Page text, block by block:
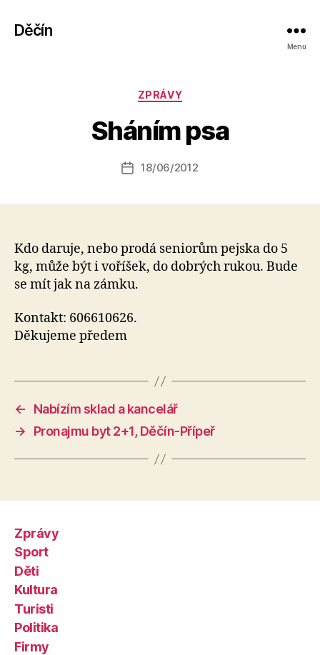
Děčín
Menu
Rubriky
ZPRÁVY
Sháním psa
Autor
příspěvku
o
a
Datum
18/06/2012
Kdo daruje, nebo prodá seniorům pejska do 5
kg, může být i voříšek, do dobrých rukou. Bude
se mít jak na zámku.
Kontakt: 606610626.
Děkujeme předem
←
Nabízím sklad a kancelář
→
Pronajmu byt 2+1, Děčín-Přípeř
Zprávy
Sport
Děti
Kultura
Turisti
Politika
Firmy